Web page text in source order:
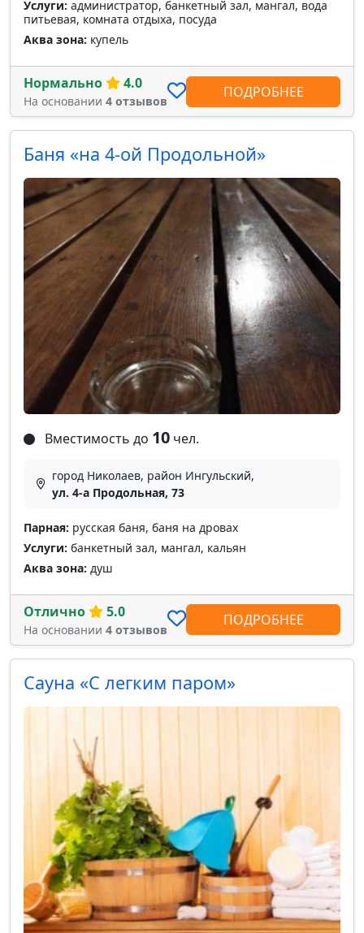
Услуги: администратор, банкетный зал, мангал, вода
питьевая, комната отдыха, посуда
Аква зона: купель
Нормально 4.0
На основании 4 отзывов
ПОДРОБНЕЕ
Баня «на 4-ой Продольной»
Вместимость до 10 чел.
город Николаев, район Ингульский,
ул. 4-а Продольная, 73
Парная: русская баня, баня на дровах
Услуги: банкетный зал, мангал, кальян
Аква зона: душ
Отлично 5.0
На основании 4 отзывов
ПОДРОБНЕЕ
Сауна «С легким паром»